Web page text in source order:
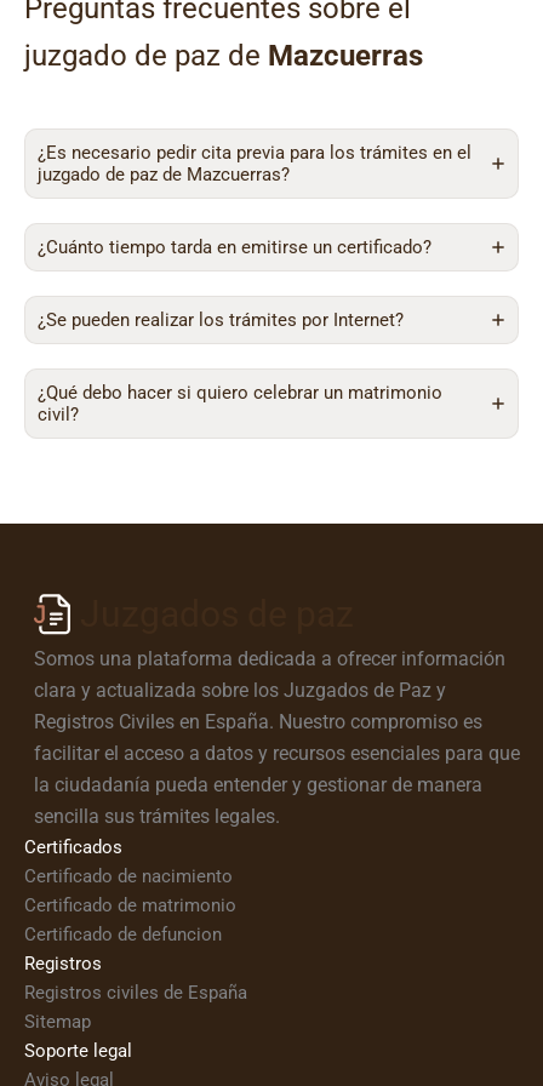
Preguntas frecuentes sobre el
juzgado de paz de Mazcuerras
¿Es necesario pedir cita previa para los trámites en el
juzgado de paz de Mazcuerras?
¿Cuánto tiempo tarda en emitirse un certificado?
¿Se pueden realizar los trámites por Internet?
¿Qué debo hacer si quiero celebrar un matrimonio
civil?
Somos una plataforma dedicada a ofrecer información
clara y actualizada sobre los Juzgados de Paz y
Registros Civiles en España. Nuestro compromiso es
facilitar el acceso a datos y recursos esenciales para que
la ciudadanía pueda entender y gestionar de manera
sencilla sus trámites legales.
Certificados
Certificado de nacimiento
Certificado de matrimonio
Certificado de defuncion
Registros
Registros civiles de España
Sitemap
Soporte legal
Aviso legal